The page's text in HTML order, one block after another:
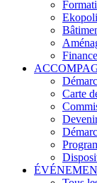
Carte